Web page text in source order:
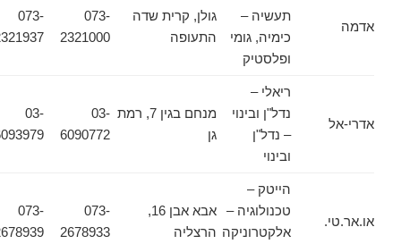
אדמה
תעשיה –
כימיה, גומי
ופלסטיק
גולן, קרית שדה
התעופה
073-
2321000
073-
2321937
אדרי-אל
ריאלי –
נדל"ן ובינוי
– נדל"ן
ובינוי
מנחם בגין 7, רמת 03-
6090772
03-
6093979
או.אר.טי.
הייטק –
טכנולוגיה –
אלקטרוניקה
אבא אבן 16,
הרצליה
073-
2678933
073-
2678939